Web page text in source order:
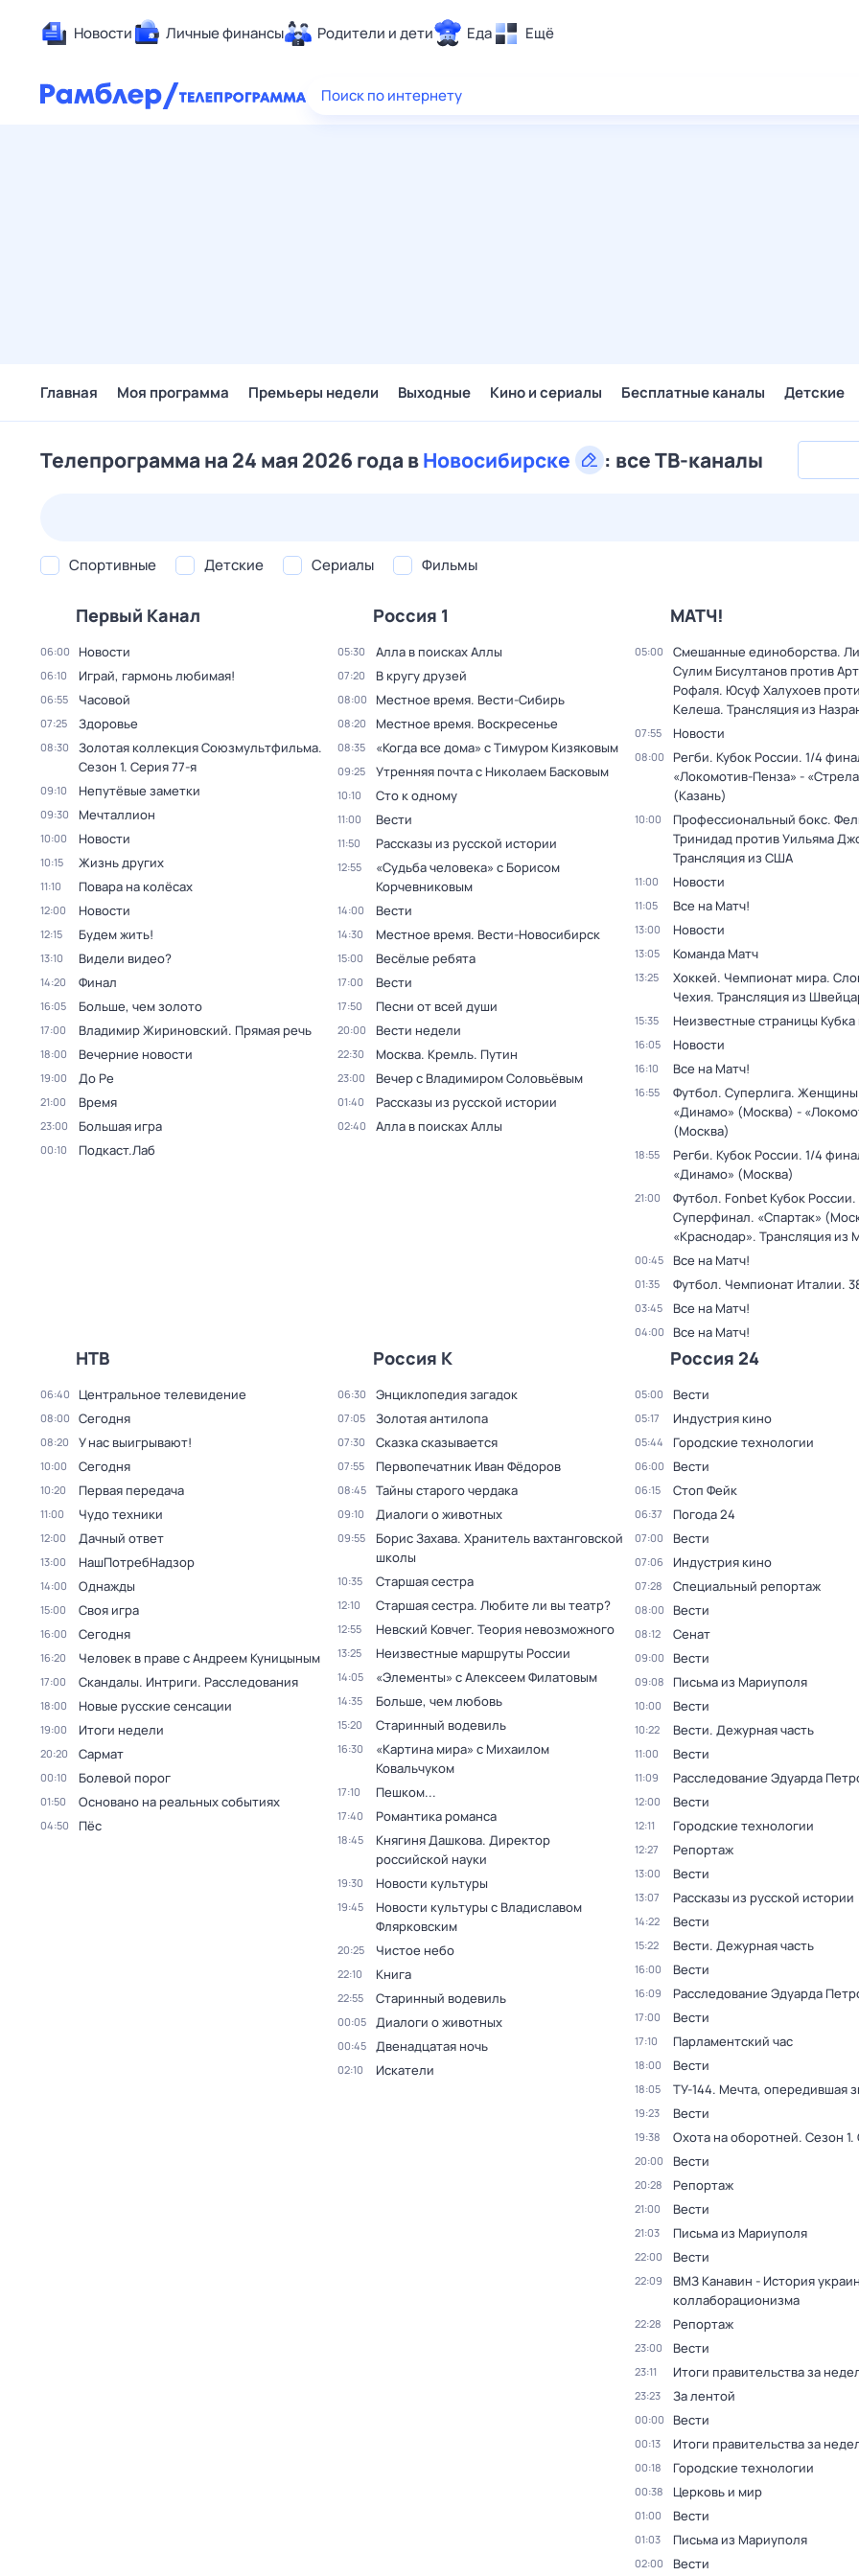
Новости Личные финансы Родители и дети Еда Ещё
Здоровье
Поиск по интернету
Главная Моя программа Премьеры недели Выходные Кино и сериалы Бесплатные каналы Детские
Телепрограмма на 24 мая 2026 года вНовосибирске : все ТВ-каналы
Спортивные Детские Сериалы Фильмы
Первый Канал
06:00 Новости
06:10 Играй, гармонь любимая!
06:55 Часовой
07:25 Здоровье
08:30 Золотая коллекция Союзмультфильма.
Сезон 1. Серия 77-я
09:10 Непутёвые заметки
09:30 Мечталлион
10:00 Новости
10:15 Жизнь других
11:10 Повара на колёсах
12:00 Новости
12:15 Будем жить!
13:10 Видели видео?
14:20 Финал
16:05 Больше, чем золото
17:00 Владимир Жириновский. Прямая речь
18:00 Вечерние новости
19:00 До Ре
21:00 Время
23:00 Большая игра
00:10 Подкаст.Лаб
Россия 1
05:30 Алла в поисках Аллы
07:20 В кругу друзей
08:00 Местное время. Вести-Сибирь
08:20 Местное время. Воскресенье
08:35 «Когда все дома» с Тимуром Кизяковым
09:25 Утренняя почта с Николаем Басковым
10:10 Сто к одному
11:00 Вести
11:50 Рассказы из русской истории
12:55
«Судьба человека» с Борисом
Корчевниковым
14:00 Вести
14:30 Местное время. Вести-Новосибирск
15:00 Весёлые ребята
17:00 Вести
17:50 Песни от всей души
20:00 Вести недели
22:30 Москва. Кремль. Путин
23:00 Вечер с Владимиром Соловьёвым
01:40 Рассказы из русской истории
02:40 Алла в поисках Аллы
МАТЧ!
05:00
Смешанные единоборства.
Сулим Бисултанов против
Рофаля. Юсуф Халухоев
Келеша. Трансляция из
07:55 Новости
08:00
Регби. Кубок России. 1/4
«Локомотив-Пенза» -
(Казань)
10:00
Профессиональный бокс.
Тринидад против Уильяма
Трансляция из США
11:00 Новости
11:05 Все на Матч!
13:00 Новости
13:05 Команда Матч
13:25
Хоккей. Чемпионат мира.
Чехия. Трансляция из
15:35 Неизвестные страницы
16:05 Новости
16:10 Все на Матч!
16:55
Футбол. Суперлига.
«Динамо» (Москва) -
(Москва)
18:55
Регби. Кубок России. 1/4
«Динамо» (Москва)
21:00
Футбол. Fonbet Кубок России.
Суперфинал. «Спартак»
«Краснодар». Трансляция из
00:45 Все на Матч!
01:35 Футбол. Чемпионат Италии.
03:45 Все на Матч!
04:00 Все на Матч!
НТВ
06:40 Центральное телевидение
08:00 Сегодня
08:20 У нас выигрывают!
10:00 Сегодня
10:20 Первая передача
11:00 Чудо техники
12:00 Дачный ответ
13:00 НашПотребНадзор
14:00 Однажды
15:00 Своя игра
16:00 Сегодня
16:20 Человек в праве с Андреем Куницыным
17:00 Скандалы. Интриги. Расследования
18:00 Новые русские сенсации
19:00 Итоги недели
20:20 Сармат
00:10 Болевой порог
01:50 Основано на реальных событиях
04:50 Пёс
Россия К
06:30 Энциклопедия загадок
07:05 Золотая антилопа
07:30 Сказка сказывается
07:55 Первопечатник Иван Фёдоров
08:45 Тайны старого чердака
09:10 Диалоги о животных
09:55
Борис Захава. Хранитель вахтанговской
школы
10:35 Старшая сестра
12:10 Старшая сестра. Любите ли вы театр?
12:55 Невский Ковчег. Теория невозможного
13:25 Неизвестные маршруты России
14:05 «Элементы» с Алексеем Филатовым
14:35 Больше, чем любовь
15:20 Старинный водевиль
16:30
«Картина мира» с Михаилом
Ковальчуком
17:10 Пешком...
17:40 Романтика романса
18:45
Княгиня Дашкова. Директор
российской науки
19:30 Новости культуры
19:45
Новости культуры с Владиславом
Флярковским
20:25 Чистое небо
22:10 Книга
22:55 Старинный водевиль
00:05 Диалоги о животных
00:45 Двенадцатая ночь
02:10 Искатели
Россия 24
05:00 Вести
05:17 Индустрия кино
05:44 Городские технологии
06:00 Вести
06:15 Стоп Фейк
06:37 Погода 24
07:00 Вести
07:06 Индустрия кино
07:28 Специальный репортаж
08:00 Вести
08:12 Сенат
09:00 Вести
09:08 Письма из Мариуполя
10:00 Вести
10:22 Вести. Дежурная часть
11:00 Вести
11:09 Расследование Эдуарда
12:00 Вести
12:11 Городские технологии
12:27 Репортаж
13:00 Вести
13:07 Рассказы из русской истории
14:22 Вести
15:22 Вести. Дежурная часть
16:00 Вести
16:09 Расследование Эдуарда
17:00 Вести
17:10 Парламентский час
18:00 Вести
18:05 ТУ-144. Мечта, опередившая
19:23 Вести
19:38 Охота на оборотней. Сезон 1.
20:00 Вести
20:28 Репортаж
21:00 Вести
21:03 Письма из Мариуполя
22:00 Вести
22:09
ВМЗ Канавин - История
коллаборационизма
22:28 Репортаж
23:00 Вести
23:11 Итоги правительства за
23:23 За лентой
00:00 Вести
00:13 Итоги правительства за
00:18 Городские технологии
00:38 Церковь и мир
01:00 Вести
01:03 Письма из Мариуполя
02:00 Вести